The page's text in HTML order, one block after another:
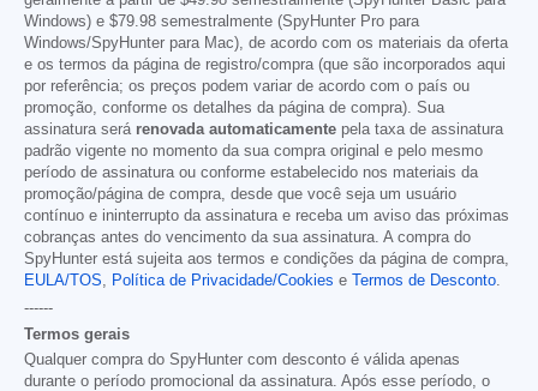
Windows) e $79.98 semestralmente (SpyHunter Pro para
Windows/SpyHunter para Mac), de acordo com os materiais da oferta
e os termos da página de registro/compra (que são incorporados aqui
por referência; os preços podem variar de acordo com o país ou
promoção, conforme os detalhes da página de compra). Sua
assinatura será renovada automaticamente pela taxa de assinatura
padrão vigente no momento da sua compra original e pelo mesmo
período de assinatura ou conforme estabelecido nos materiais da
promoção/página de compra, desde que você seja um usuário
contínuo e ininterrupto da assinatura e receba um aviso das próximas
cobranças antes do vencimento da sua assinatura. A compra do
SpyHunter está sujeita aos termos e condições da página de compra,
EULA/TOS
Política de Privacidade/Cookies e Termos de Desconto
------
Termos gerais
Qualquer compra do SpyHunter com desconto é válida apenas
durante o período promocional da assinatura. Após esse período, o